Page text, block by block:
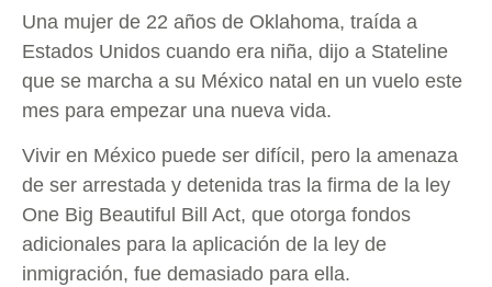
Una mujer de 22 años de Oklahoma, traída a
Estados Unidos cuando era niña, dijo a Stateline
que se marcha a su México natal en un vuelo este
mes para empezar una nueva vida.
Vivir en México puede ser difícil, pero la amenaza
de ser arrestada y detenida tras la firma de la ley
One Big Beautiful Bill Act, que otorga fondos
adicionales para la aplicación de la ley de
inmigración, fue demasiado para ella.